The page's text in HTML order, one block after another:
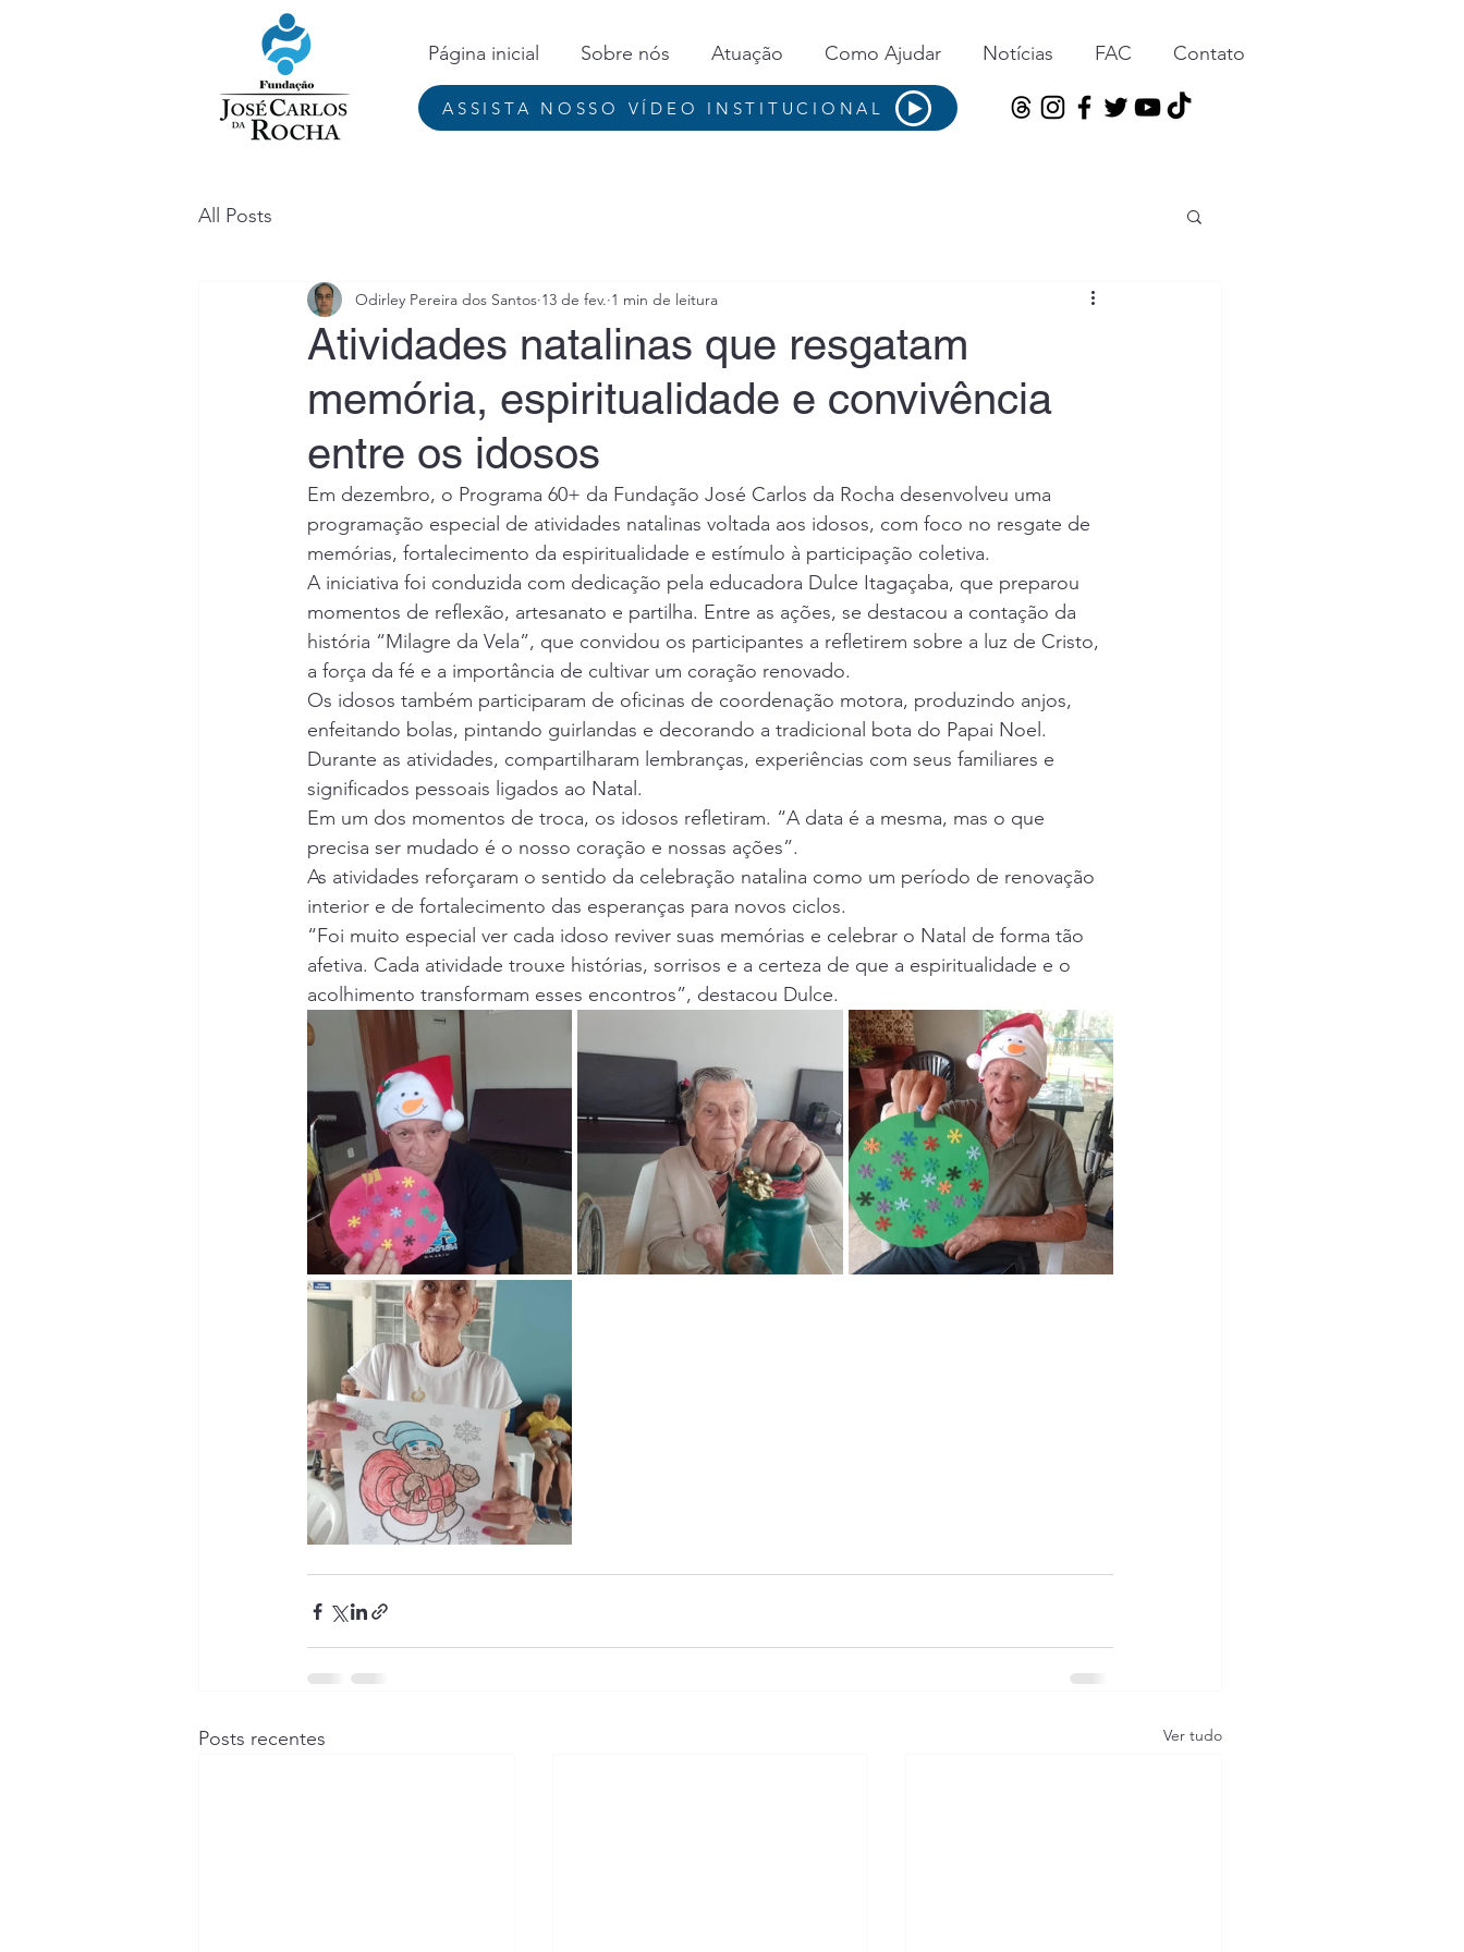
Página inicial Sobre nós Atuação Como Ajudar Notícias FAC Contato
ASSISTA NOSSO VÍDEO INSTITUCIONAL
All Posts
Atividades natalinas que resgatam
memória, espiritualidade e convivência
entre os idosos
Odirley Pereira dos Santos 13 de fev. 1 min de leitura
Em dezembro, o Programa 60+ da Fundação José Carlos da Rocha desenvolveu uma
programação especial de atividades natalinas voltada aos idosos, com foco no resgate de
memórias, fortalecimento da espiritualidade e estímulo à participação coletiva.
A iniciativa foi conduzida com dedicação pela educadora Dulce Itagaçaba, que preparou
momentos de reflexão, artesanato e partilha. Entre as ações, se destacou a contação da
história “Milagre da Vela”, que convidou os participantes a refletirem sobre a luz de Cristo,
a força da fé e a importância de cultivar um coração renovado.
Os idosos também participaram de oficinas de coordenação motora, produzindo anjos,
enfeitando bolas, pintando guirlandas e decorando a tradicional bota do Papai Noel.
Durante as atividades, compartilharam lembranças, experiências com seus familiares e
significados pessoais ligados ao Natal.
Em um dos momentos de troca, os idosos refletiram. “A data é a mesma, mas o que
precisa ser mudado é o nosso coração e nossas ações”.
As atividades reforçaram o sentido da celebração natalina como um período de renovação
interior e de fortalecimento das esperanças para novos ciclos.
“Foi muito especial ver cada idoso reviver suas memórias e celebrar o Natal de forma tão
afetiva. Cada atividade trouxe histórias, sorrisos e a certeza de que a espiritualidade e o
acolhimento transformam esses encontros”, destacou Dulce.
Posts recentes Ver tudo